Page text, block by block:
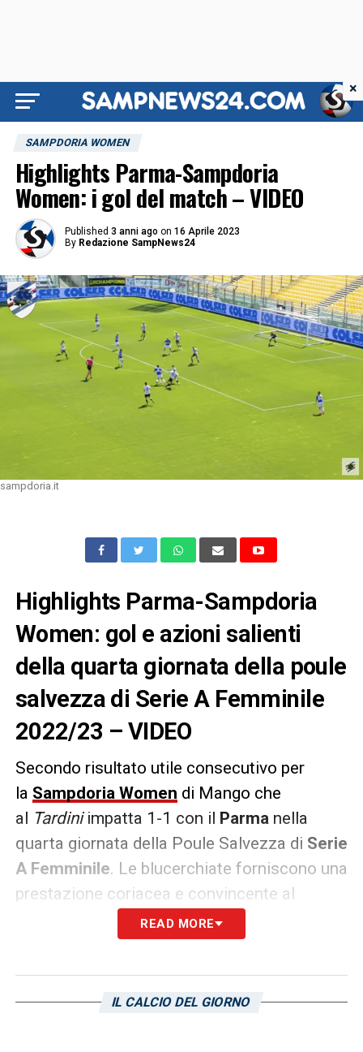
SAMPDORIA WOMEN
Highlights Parma-Sampdoria
Women: i gol del match – VIDEO
Published 3 anni ago on 16 Aprile 2023
By Redazione SampNews24
sampdoria.it
Highlights Parma-Sampdoria
Women: gol e azioni salienti
della quarta giornata della poule
salvezza di Serie A Femminile
2022/23 – VIDEO
Secondo risultato utile consecutivo per
la Sampdoria Women di Mango che
al Tardiniimpatta 1-1 con il Parmanella
quarta giornata della Poule Salvezza di Serie
A Femminile. Le blucerchiate forniscono una
prestazione coriacea e convincente al
cospetto di una formazione ben
organizzata. Prima frazione equilibrata e
e la sbloccano al 14’ con Bardin
READ MORE
IL CALCIO DEL GIORNO
×